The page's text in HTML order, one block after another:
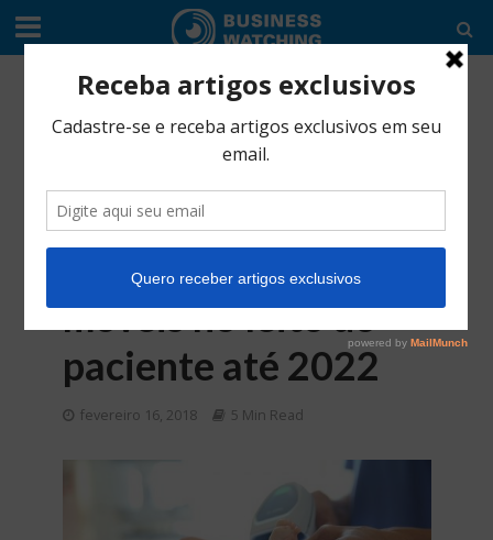
EDITORIAL• SERVIÇO• TIC'S
Estudo da Zebra
mostra que 90% dos
médicos adotarão o
uso de tecnologias
móveis no leito do
paciente até 2022
fevereiro 16, 2018 5 Min Read